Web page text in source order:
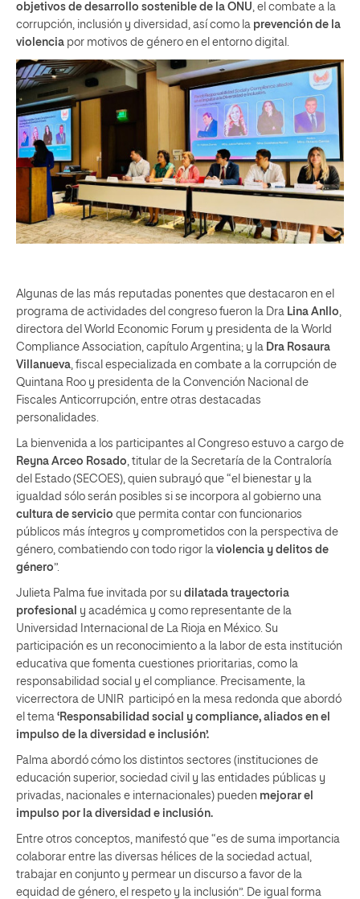
objetivos de desarrollo sostenible de la ONU , el combate a la
corrupción, inclusión y diversidad, así como la prevención de la
violencia por motivos de género en el entorno digital.
Algunas de las más reputadas ponentes que destacaron en el
programa de actividades del congreso fueron la Dra Lina Anllo,
directora del World Economic Forum y presidenta de la World
Compliance Association, capítulo Argentina; y la Dra Rosaura
Villanueva, fiscal especializada en combate a la corrupción de
Quintana Roo y presidenta de la Convención Nacional de
Fiscales Anticorrupción, entre otras destacadas
personalidades.
La bienvenida a los participantes al Congreso estuvo a cargo de
Reyna Arceo Rosado, titular de la Secretaría de la Contraloría
del Estado (SECOES), quien subrayó que “el bienestar y la
igualdad sólo serán posibles si se incorpora al gobierno una
cultura de servicio que permita contar con funcionarios
públicos más íntegros y comprometidos con la perspectiva de
género, combatiendo con todo rigor la violencia y delitos de
género”.
Julieta Palma fue invitada por su dilatada trayectoria
profesional y académica y como representante de la
Universidad Internacional de La Rioja en México. Su
participación es un reconocimiento a la labor de esta institución
educativa que fomenta cuestiones prioritarias, como la
responsabilidad social y el compliance. Precisamente, la
vicerrectora de UNIR participó en la mesa redonda que abordó
el tema ‘Responsabilidad social y compliance, aliados en el
impulso de la diversidad e inclusión’.
Palma abordó cómo los distintos sectores (instituciones de
educación superior, sociedad civil y las entidades públicas y
privadas, nacionales e internacionales) pueden mejorar el
impulso por la diversidad e inclusión.
Entre otros conceptos, manifestó que “es de suma importancia
colaborar entre las diversas hélices de la sociedad actual,
trabajar en conjunto y permear un discurso a favor de la
equidad de género, el respeto y la inclusión”. De igual forma